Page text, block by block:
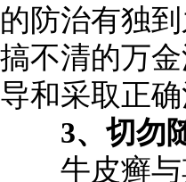
的防治有独
搞不清的万
导和采取正确
3、切勿
牛皮癣与其